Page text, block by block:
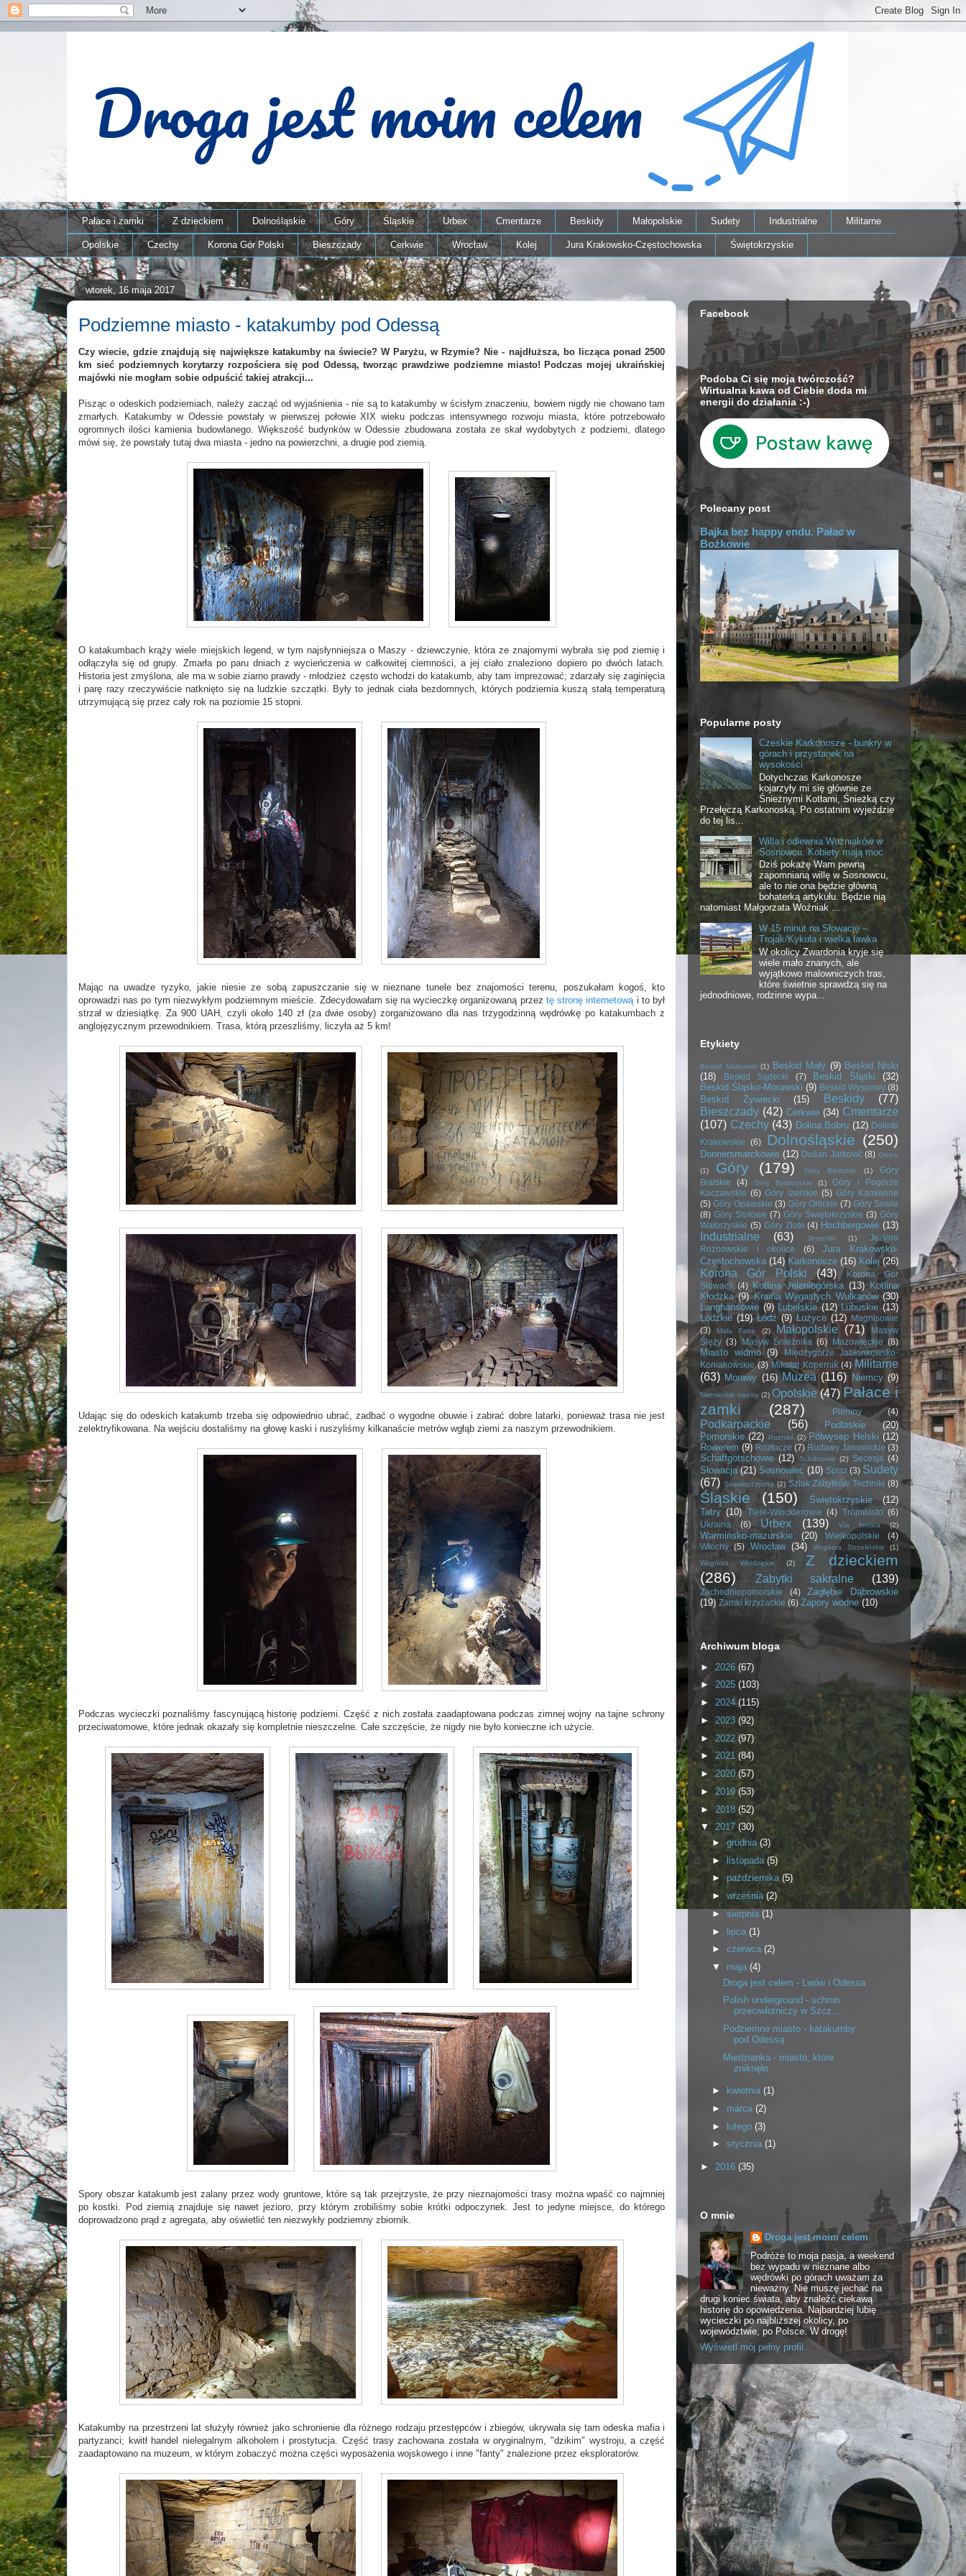
Pałace i zamki Z dzieckiem Dolnośląskie Góry Śląskie Urbex Cmentarze Beskidy Małopolskie Sudety Industrialne Militarne
Opolskie Czechy Korona Gór Polski Bieszczady Cerkwie Wrocław Kolej Jura Krakowsko-Częstochowska Świętokrzyskie
wtorek, 16 maja 2017
Podziemne miasto - katakumby pod Odessą
Czy wiecie, gdzie znajdują się największe katakumby na świecie? W Paryżu, w Rzymie? Nie - najdłuższa, bo licząca ponad 2500
km sieć podziemnych korytarzy rozpościera się pod Odessą, tworząc prawdziwe podziemne miasto! Podczas mojej ukraińskiej
majówki nie mogłam sobie odpuścić takiej atrakcji...
Pisząc o odeskich podziemiach, należy zacząć od wyjaśnienia - nie są to katakumby w ścisłym znaczeniu, bowiem nigdy nie chowano tam
zmarłych. Katakumby w Odessie powstały w pierwszej połowie XIX wieku podczas intensywnego rozwoju miasta, które potrzebowało
ogromnych ilości kamienia budowlanego. Większość budynków w Odessie zbudowana została ze skał wydobytych z podziemi, dlatego
mówi się, że powstały tutaj dwa miasta - jedno na powierzchni, a drugie pod ziemią.
O katakumbach krąży wiele miejskich legend, w tym najsłynniejsza o Maszy - dziewczynie, która ze znajomymi wybrała się pod ziemię i
odłączyła się od grupy. Zmarła po paru dniach z wycieńczenia w całkowitej ciemności, a jej ciało znaleziono dopiero po dwóch latach.
Historia jest zmyślona, ale ma w sobie ziarno prawdy - młodzież często wchodzi do katakumb, aby tam imprezować; zdarzały się zaginięcia
i parę razy rzeczywiście natknięto się na ludzkie szczątki. Były to jednak ciała bezdomnych, których podziemia kuszą stałą temperaturą
utrzymującą się przez cały rok na poziomie 15 stopni.
Mając na uwadze ryzyko, jakie niesie ze sobą zapuszczanie się w nieznane tunele bez znajomości terenu, poszukałam kogoś, kto
oprowadzi nas po tym niezwykłym podziemnym mieście. Zdecydowałam się na wycieczkę organizowaną przez tę stronę internetowąi to był
strzał w dziesiątkę. Za 900 UAH, czyli około 140 zł (za dwie osoby) zorganizowano dla nas trzygodzinną wędrówkę po katakumbach z
anglojęzycznym przewodnikiem. Trasa, którą przeszliśmy, liczyła aż 5 km!
Udając się do odeskich katakumb trzeba się odpowiednio ubrać, zadbać o wygodne obuwie i zabrać dobre latarki, ponieważ trasa nie jest
zelektryfikowana. Na wejściu dostaliśmy na głowę kaski i ruszyliśmy kilkanaście metrów wgłąb ziemi za naszym przewodnikiem.
Podczas wycieczki poznaliśmy fascynującą historię podziemi. Część z nich została zaadaptowana podczas zimnej wojny na tajne schrony
przeciwatomowe, które jednak okazały się kompletnie nieszczelne. Całe szczęście, że nigdy nie było konieczne ich użycie.
Spory obszar katakumb jest zalany przez wody gruntowe, które są tak przejrzyste, że przy nieznajomości trasy można wpaść co najmniej
po kostki. Pod ziemią znajduje się nawet jezioro, przy którym zrobiliśmy sobie krótki odpoczynek. Jest to jedyne miejsce, do którego
doprowadzono prąd z agregata, aby oświetlić ten niezwykły podziemny zbiornik.
Katakumby na przestrzeni lat służyły również jako schronienie dla różnego rodzaju przestępców i zbiegów, ukrywała się tam odeska mafia i
partyzanci; kwitł handel nielegalnym alkoholem i prostytucja. Część trasy zachowana została w oryginalnym, "dzikim" wystroju, a część
zaadaptowano na muzeum, w którym zobaczyć można części wyposażenia wojskowego i inne "fanty" znalezione przez eksploratorów.
Facebook
Podoba Ci się moja twórczość?
Wirtualna kawa od Ciebie doda mi
energii do działania :-)
Polecany post
Bajka bez happy endu. Pałac w
Bożkowie
Popularne posty
Czeskie Karkonosze - bunkry w
górach i przystanek na
wysokości
Dotychczas Karkonosze
kojarzyły mi się głównie ze
Śnieżnymi Kotłami, Śnieżką czy
Przełęczą Karkonoską. Po ostatnim wyjeździe
do tej lis...
Willa i odlewnia Woźniaków w
Sosnowcu. Kobiety mają moc
Dziś pokażę Wam pewną
zapomnianą willę w Sosnowcu,
ale to nie ona będzie główną
bohaterką artykułu. Będzie nią
natomiast Małgorzata Woźniak ...
W 15 minut na Słowację –
Trojak/Kykula i wielka ławka
W okolicy Zwardonia kryje się
wiele mało znanych, ale
wyjątkowo malowniczych tras,
które świetnie sprawdzą się na
jednodniowe, rodzinne wypa...
Etykiety
Beskid Makowski (1) Beskid Mały (9) Beskid Niski
(18)
Beskid Sądecki (7) Beskid Śląski
(32)
Beskid Śląsko-Morawski (9) Beskid Wyspowy (8)
Beskid Żywiecki (15) Beskidy
(77)
Bieszczady (42) Cerkwie (34) Cmentarze
(107) Czechy (43) Dolina Bobru (12) Dolinki
Krakowskie
(6) Dolnośląskie (250)
Donnersmarckowie (12) Dušan Jurkovič (8) Gorce
(1)
Góry (179) Góry Bardzkie (1)
Góry
Bialskie
(4) Góry Bystrzyckie (1)
Góry i Pogórze
Kaczawskie (6) Góry Izerskie (5) Góry Kamienne
(5) Góry Opawskie (3) Góry Orlickie (7) Góry Sowie
(8) Góry Stołowe (7) Góry Świętokrzyskie (3) Góry
Wałbrzyskie (5) Góry Złote (4) Hochbergowie (13)
Industrialne (63) Jesioniki (1)
Jezioro
Rożnowskie i okolice
(6)
Jura Krakowsko-
Częstochowska (14) Karkonosze (16) Kolej (26)
Korona Gór Polski (43)
Korona Gór
Słowacji (4) Kotlina Jeleniogórska (13) Kotlina
Kłodzka (9) Kraina Wygasłych Wulkanów (30)
Langhansowie (9) Lubelskie (12) Lubuskie (13)
Łódzkie (19) Łódź (9) Łużyce (12) Magnisowie
(3)
Mała Fatra (2) Małopolskie (71)
Masyw
Ślęży (3) Masyw Śnieżnika (6) Mazowieckie (8)
Miasto widmo (9)
Międzygórze Jabłonkowsko-
Koniakowskie (3) Mikołaj Kopernik (4) Militarne
(63) Morawy (16) Muzea (116) Niemcy (9)
Niemieckie napisy (2) Opolskie (47) Pałace i
zamki
(287) Pieniny (4)
Podkarpackie (56) Podlaskie
(20)
Pomorskie (22) Poznań (2) Półwysep Helski (12)
Rowerem (9) Roztocze (7) Rudawy Janowickie (3)
Schaffgotschowie (12) Schönowie (2) Secesja (4)
Słowacja (21) Sosnowiec (10) Spisz (3) Sudety
(67) Suwalszczyzna (2) Szlak Zabytków Techniki (8)
Śląskie (150) Świętokrzyskie
(12)
Tatry (10) Tiele-Wincklerowie (4) Trójmiasto (6)
Ukraina
(6) Urbex (139) Via ferrata (2)
Warmińsko-mazurskie (20) Wielkopolskie
(4)
Włochy (5) Wrocław (34) Wzgórza Strzelińskie
(1)
Wzgórza Włodzickie
(2)
Z dzieckiem
(286)
Zabytki sakralne (139)
Zachodniopomorskie (4)
Zagłębie Dąbrowskie
(19) Zamki krzyżackie (6) Zapory wodne (10)
Archiwum bloga
► 2026 (67)
► 2025 (103)
► 2024 (115)
► 2023 (92)
► 2022 (97)
► 2021 (84)
►2020 (57)
► 2019 (53)
► 2018 (52)
▼ 2017 (30)
► grudnia (3)
►listopada (5)
► października (5)
► września (2)
► sierpnia (1)
► lipca (1)
► czerwca (2)
▼ maja (4)
Droga jest celem - Lwów i Odessa
Polish underground - schron
przeciwlotniczy w Szcz...
Podziemne miasto - katakumby
pod Odessą
Miedzianka - miasto, które
zniknęło
► kwietnia (1)
► marca (2)
► lutego (3)
► stycznia (1)
► 2016 (35)
O mnie
Droga jest moim celem
Podróże to moja pasja, a weekend
bez wypadu w nieznane albo
wędrówki po górach uważam za
nieważny. Nie muszę jechać na
drugi koniec świata, aby znaleźć ciekawą
historię do opowiedzenia. Najbardziej lubię
wycieczki po najbliższej okolicy, po
województwie, po Polsce. W drogę!
Wyświetl mój pełny profil